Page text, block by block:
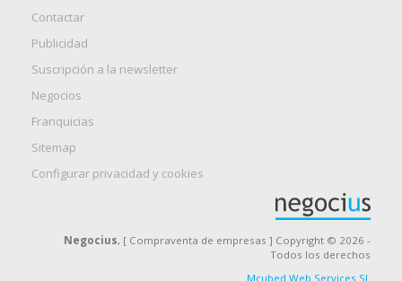
Contactar
Publicidad
Suscripción a la newsletter
Negocios
Franquicias
Sitemap
Configurar privacidad y cookies
Negocius, [ Compraventa de empresas ] Copyright © 2026 -
Todos los derechos
Mcubed Web Services SL